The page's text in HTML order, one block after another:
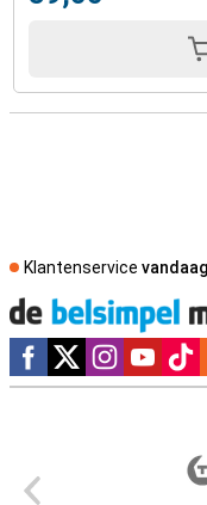
Klantenservice
Social media